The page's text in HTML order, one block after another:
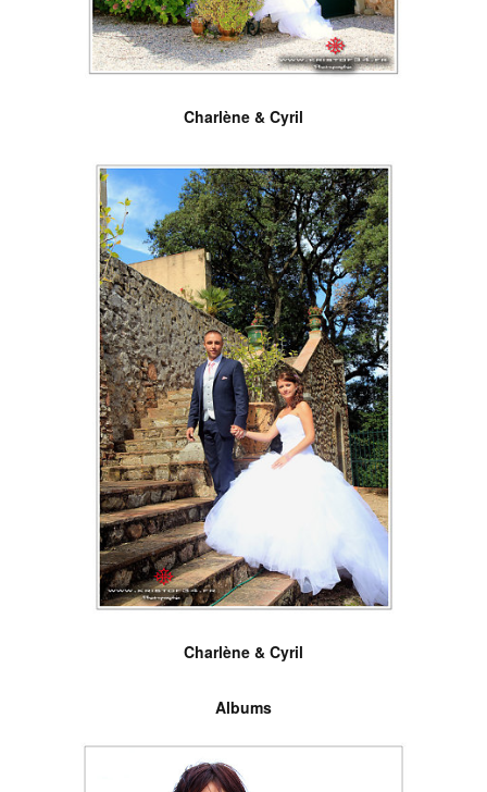
Charlène & Cyril
Charlène & Cyril
Albums